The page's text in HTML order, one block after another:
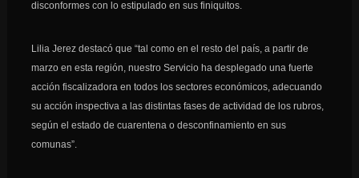
disconformes con lo estipulado en sus finiquitos.
Lilia Jerez destacó que “tal como en el resto del país, a partir de
marzo en esta región, nuestro Servicio ha desplegado una fuerte
acción fiscalizadora en todos los sectores económicos, adecuando
su acción inspectiva a las distintas fases de actividad de los rubros,
según el estado de cuarentena o desconfinamiento en sus
comunas”.